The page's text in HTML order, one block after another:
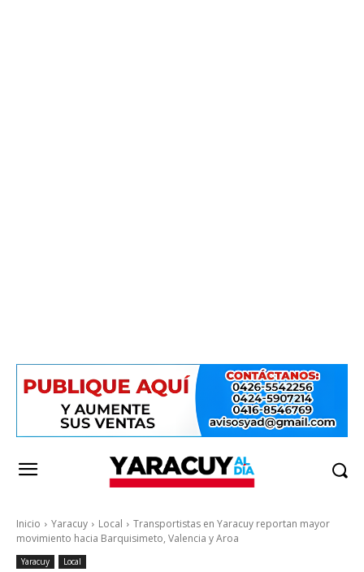
Inicio Yaracuy Local
Transportistas en Yaracuy reportan mayor
movimiento hacia Barquisimeto, Valencia y Aroa
Yaracuy Local